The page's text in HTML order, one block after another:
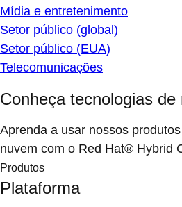
Mídia e entretenimento
Setor público (global)
Setor público (EUA)
Telecomunicações
Conheça tecnologias de
Aprenda a usar nossos
nuvem com o Red Hat® Hybrid
Produtos
Plataforma